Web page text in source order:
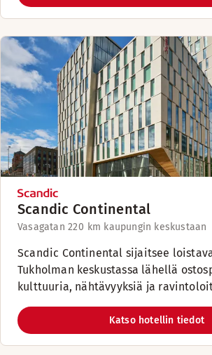
Scandic Continental
Vasagatan 220 km kaupungin keskustaan
Scandic Continental sijaitsee
Tukholman keskustassa lähellä
kulttuuria, nähtävyyksiä ja
Katso hotellin tiedot